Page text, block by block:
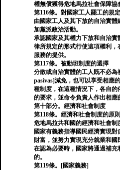
權無償獲得危地馬拉社會保障協
第116條。對國家工人罷工的規定
由國家工人及其下放的自治實
加黨派政治活動。
承認國家及其權力下放和自治
律所規定的形式行使這項權利
服務的提供。
第117條。被動班制度的選擇
分散或自治實體的工人既不必為
pasivas]減免，也可以享受相應
種制度，在這種情況下，各自
的要求，並命令負責人作出相應
第十部分。經濟和社會制度
第118條。經濟和社會制度的原則
危地馬拉共和國的經濟和社會制
國家有義務指導國民經濟實現
財富，並努力實現充分就業和國
在認為必要時，國家將通過補充
的。
第119條。[國家義務]